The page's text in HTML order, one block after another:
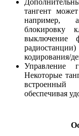
тангент
например,
блокировку
выключение
кодирования/
Управление
Некоторые
встроенный
обеспечивая